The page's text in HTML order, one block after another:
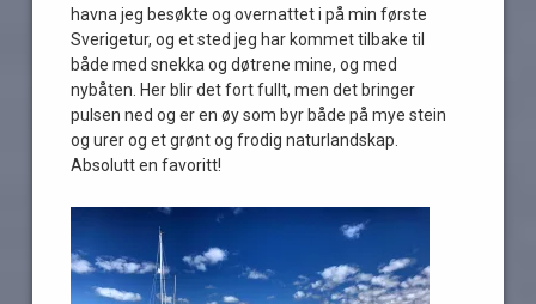
havna jeg besøkte og overnattet i på min første
Sverigetur, og et sted jeg har kommet tilbake til
både med snekka og døtrene mine, og med
nybåten. Her blir det fort fullt, men det bringer
pulsen ned og er en øy som byr både på mye stein
og urer og et grønt og frodig naturlandskap.
Absolutt en favoritt!